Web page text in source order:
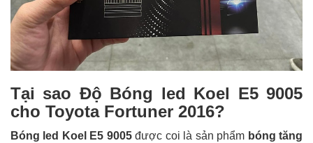
Tại sao Độ Bóng led Koel E5 9005
cho Toyota Fortuner 2016?
Bóng led Koel E5 9005được coi là sản phẩm bóng tăng